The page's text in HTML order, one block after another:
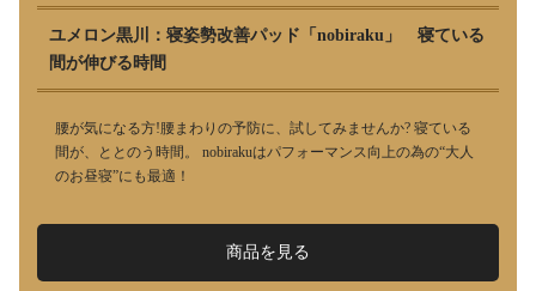
ユメロン黒川：寝姿勢改善パッド「nobiraku」 寝ている
間が伸びる時間
腰が気になる方!腰まわりの予防に、試してみませんか? 寝ている
間が、ととのう時間。 nobirakuはパフォーマンス向上の為の“大人
のお昼寝”にも最適！
商品を見る